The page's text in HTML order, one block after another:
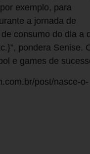
exemplo, para
a jornada de
consumo do dia a
pondera Senise.
e games de
post/nasce-o-